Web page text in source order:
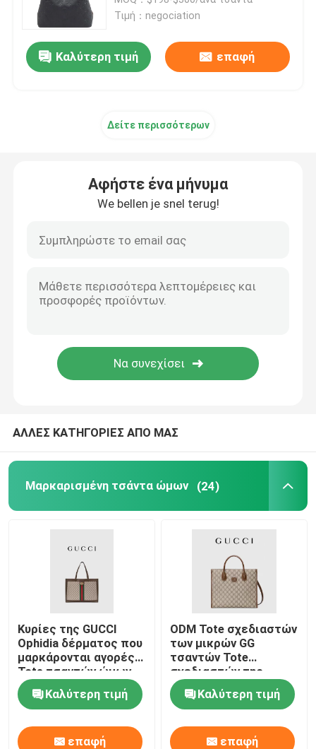
Μαρκαρισμένη τσάντα αγγελιοφόρων
Τσάντα μονογραμμάτων σχεδιαστών
Τσάντα σφεντονών σελών
Μίνι πορτοφόλια σχεδιαστών
Μαρκαρισμένη Preloved τσάντα
Τιμή：negociation
Καλύτερη τιμή επαφή
Δείτε περισσότερων
Αφήστε ένα μήνυμα
We bellen je snel terug!
ΑΛΛΕΣ ΚΑΤΗΓΟΡΙΕΣ ΑΠΟ ΜΑΣ
Μαρκαρισμένη τσάντα ώμων (24)
Κυρίες της GUCCI
Ophidia δέρματος που
μαρκάρονται αγορές
Tote τσαντών ώμων
Καλύτερη τιμή
επαφή
ODM Tote σχεδιαστών
των μικρών GG
τσαντών Tote
σχεδιαστών της
GUCCI ανώτατων
ατόμωνΚαλύτερη τιμή
επαφή